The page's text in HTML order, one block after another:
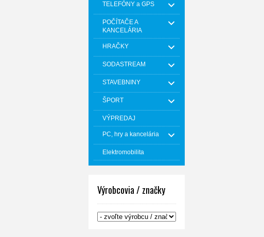
TELEFÓNY a GPS
POČÍTAČE A
KANCELÁRIA
HRAČKY
SODASTREAM
STAVEBNINY
ŠPORT
VÝPREDAJ
PC, hry a kancelária
Elektromobilita
Výrobcovia / značky